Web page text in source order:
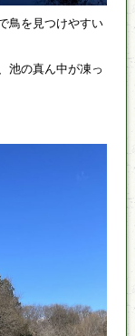
鳥を見つけやすい
池の真ん中が凍っ